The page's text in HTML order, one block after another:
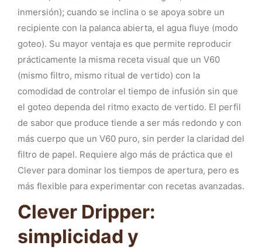
inmersión); cuando se inclina o se apoya sobre un
recipiente con la palanca abierta, el agua fluye (modo
goteo). Su mayor ventaja es que permite reproducir
prácticamente la misma receta visual que un V60
(mismo filtro, mismo ritual de vertido) con la
comodidad de controlar el tiempo de infusión sin que
el goteo dependa del ritmo exacto de vertido. El perfil
de sabor que produce tiende a ser más redondo y con
más cuerpo que un V60 puro, sin perder la claridad del
filtro de papel. Requiere algo más de práctica que el
Clever para dominar los tiempos de apertura, pero es
más flexible para experimentar con recetas avanzadas.
Clever Dripper:
simplicidad y